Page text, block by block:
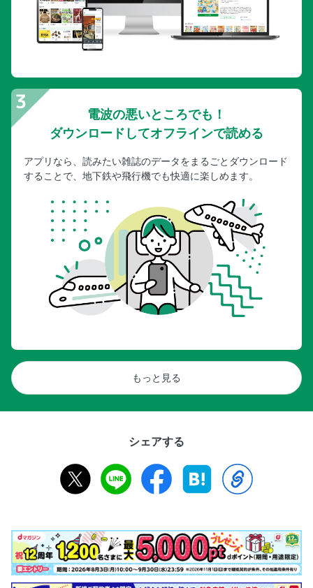
電波の悪いところでも！
ダウンロードしてオフラインで読める
アプリなら、読みたい雑誌のデータをまるごとダウンロード
することで、地下鉄や飛行機でも快適に楽しめます。
もっと見る
シェアする